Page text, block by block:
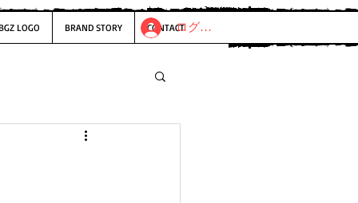
LOGO BRAND STORY CONTACTログイン